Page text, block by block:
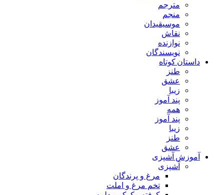
مترجم
منجم
موسیقیدان
نقاش
نوازنده
نویسندگان
داستان کوتاه
طنز
عشق
زیبا
پند آموز
همه
پند آموز
زیبا
طنز
عشق
آموزش آشپزی
آشپزی
مرغ و پرندگان
تخم مرغ و املت